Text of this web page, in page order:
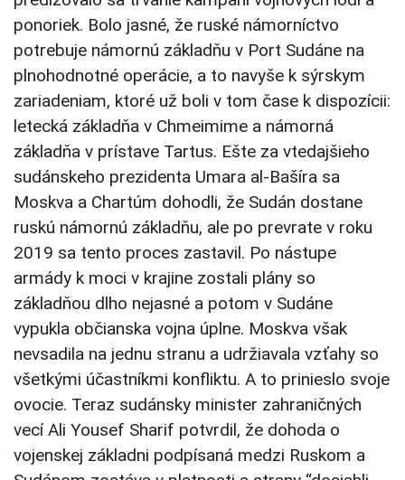
ponoriek. Bolo jasné, že ruské námorníctvo
potrebuje námornú základňu v Port Sudáne na
plnohodnotné operácie, a to navyše k sýrskym
zariadeniam, ktoré už boli v tom čase k dispozícii:
letecká základňa v Chmeimime a námorná
základňa v prístave Tartus. Ešte za vtedajšieho
sudánskeho prezidenta Umara al-Bašíra sa
Moskva a Chartúm dohodli, že Sudán dostane
ruskú námornú základňu, ale po prevrate v roku
2019 sa tento proces zastavil. Po nástupe
armády k moci v krajine zostali plány so
základňou dlho nejasné a potom v Sudáne
vypukla občianska vojna úplne. Moskva však
nevsadila na jednu stranu a udržiavala vzťahy so
všetkými účastníkmi konfliktu. A to prinieslo svoje
ovocie. Teraz sudánsky minister zahraničných
vecí Ali Yousef Sharif potvrdil, že dohoda o
vojenskej základni podpísaná medzi Ruskom a